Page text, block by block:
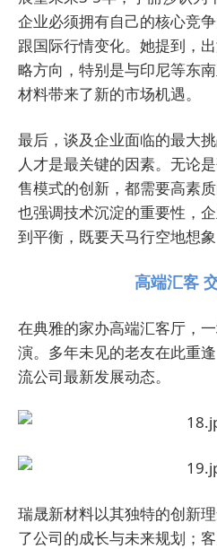
企业必须拥有自己的核心竞
跟国际行情变化。她提到，
略方向，特别是与印尼等东
材料带来了新的市场机遇。
最后，谈及企业面临的最大
人才是最关键的因素。无论
售模式的创新，都需要高素
也强调技术沉淀的重要性，
到平衡，既要天马行空地想
高端汇客
在典雅的家办高端汇客厅，
演。多年未见的老友在此重
流公司最新发展动态。
瑞晟新材料以其独特的创新
了公司的成长与未来规划；